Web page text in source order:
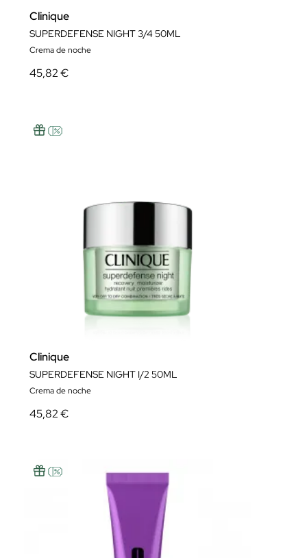
Clinique
SUPERDEFENSE NIGHT 3/4 50ML
Crema de noche
45,82 €
Clinique
SUPERDEFENSE NIGHT I/2 50ML
Crema de noche
45,82 €